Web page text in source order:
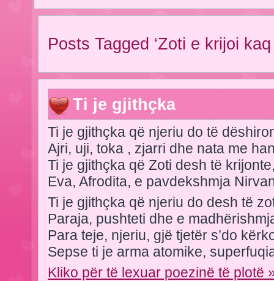
Posts Tagged ‘Zoti e krijoi
Ti je gjithçka
Ti je gjithçka që njeriu do të
Ajri, uji, toka , zjarri dhe nata me
Ti je gjithçka që Zoti desh të
Eva, Afrodita, e pavdekshmja
Ti je gjithçka që njeriu do desh të
Paraja, pushteti dhe e
Para teje, njeriu, gjë tjetër s’do
Sepse ti je arma atomike,
Kliko për të lexuar poezinë të plotë